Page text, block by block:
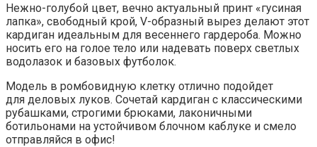
Нежно-голубой цвет, вечно актуальный принт «гусиная
лапка», свободный крой, V-образный вырез делают этот
кардиган идеальным для весеннего гардероба. Можно
носить его на голое тело или надевать поверх светлых
водолазок и базовых футболок.
Модель в ромбовидную клетку отлично подойдет
для деловых луков. Сочетай кардиган с классическими
рубашками, строгими брюками, лаконичными
ботильонами на устойчивом блочном каблуке и смело
отправляйся в офис!